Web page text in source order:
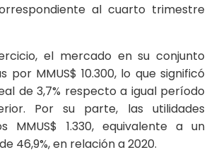
al cuarto trimestre
el mercado en su conjunto
por MMUS$ 10.300, lo que significó
de 3,7% respecto a igual período
Por su parte, las utilidades
MMUS$ 1.330, equivalente a un
46,9%, en relación a 2020.